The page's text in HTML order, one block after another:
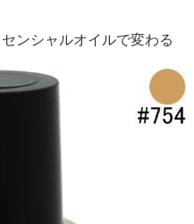
ンシャルオイルで変わる